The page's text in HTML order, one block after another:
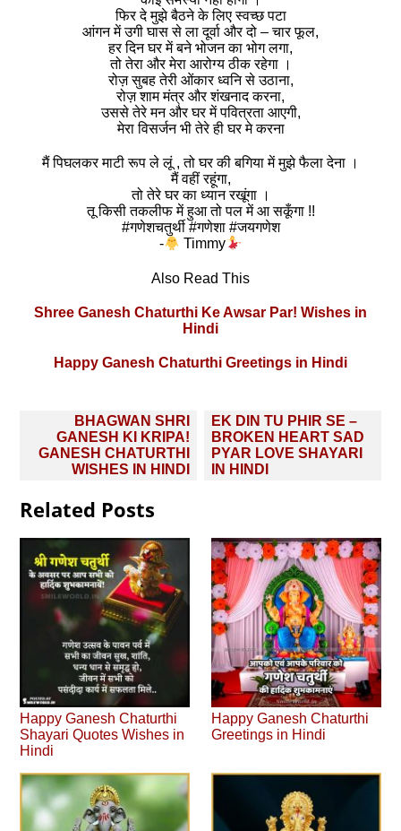
फिर दे मुझे बैठने के लिए स्वच्छ पटा
आंगन में उगी घास से ला दूर्वा और दो – चार फूल,
हर दिन घर में बने भोजन का भोग लगा,
तो तेरा और मेरा आरोग्य ठीक रहेगा ।
रोज़ सुबह तेरी ओंकार ध्वनि से उठाना,
रोज़ शाम मंत्र और शंखनाद करना,
उससे तेरे मन और घर में पवित्रता आएगी,
मेरा विसर्जन भी तेरे ही घर मे करना
मैं पिघलकर माटी रूप ले लूं , तो घर की बगिया में मुझे फैला देना ।
मैं वहीं रहूंगा,
तो तेरे घर का ध्यान रखूंगा ।
तू किसी तकलीफ में हुआ तो पल में आ सकूँगा !!
#गणेशचतुर्थी #गणेशा #जयगणेश
-
Timmy
Also Read This
Shree Ganesh Chaturthi Ke Awsar Par! Wishes in
Hindi
Happy Ganesh Chaturthi Greetings in Hindi
navigation
BHAGWAN SHRI
GANESH KI KRIPA!
GANESH CHATURTHI
WISHES IN HINDI
EK DIN TU PHIR SE –
BROKEN HEART SAD
PYAR LOVE SHAYARI
IN HINDI
Related Posts
Happy Ganesh Chaturthi
Shayari Quotes Wishes in
Hindi
Happy Ganesh Chaturthi
Greetings in Hindi